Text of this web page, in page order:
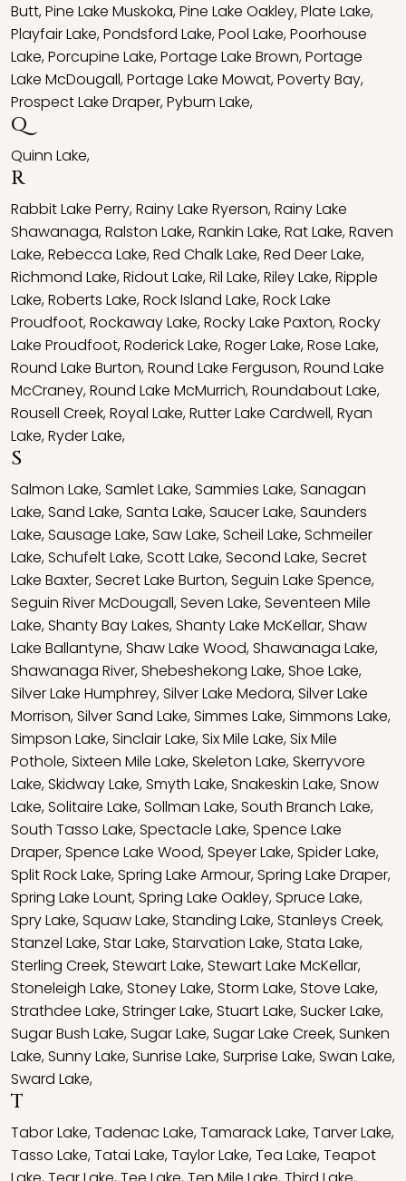
Butt,Pine Lake Muskoka,Pine Lake Oakley,Plate Lake,
Playfair Lake,Pondsford Lake,Pool Lake,Poorhouse
Lake,Porcupine Lake,Portage Lake Brown,Portage
Lake McDougall,Portage Lake Mowat,Poverty Bay,
Prospect Lake Draper,Pyburn Lake,
Q
Quinn Lake,
R
Rabbit Lake Perry,Rainy Lake Ryerson,Rainy Lake
Shawanaga,Ralston Lake,Rankin Lake,Rat Lake,Raven
Lake,Rebecca Lake,Red Chalk Lake,Red Deer Lake,
Richmond Lake,Ridout Lake,Ril Lake,Riley Lake,Ripple
Lake,Roberts Lake,Rock Island Lake,Rock Lake
Proudfoot,Rockaway Lake,Rocky Lake Paxton,Rocky
Lake Proudfoot,Roderick Lake,Roger Lake,Rose Lake,
Round Lake Burton,Round Lake Ferguson,Round Lake
McCraney,Round Lake McMurrich,Roundabout Lake,
Rousell Creek,Royal Lake,Rutter Lake Cardwell,Ryan
Lake,Ryder Lake,
S
Salmon Lake,Samlet Lake,Sammies Lake,Sanagan
Lake,Sand Lake,Santa Lake,Saucer Lake,Saunders
Lake,Sausage Lake,Saw Lake,Scheil Lake,Schmeiler
Lake,Schufelt Lake,Scott Lake,Second Lake,Secret
Lake Baxter,Secret Lake Burton,Seguin Lake Spence,
Seguin River McDougall,Seven Lake,Seventeen Mile
Lake,Shanty Bay Lakes,Shanty Lake McKellar,Shaw
Lake Ballantyne,Shaw Lake Wood,Shawanaga Lake,
Shawanaga River,Shebeshekong Lake,Shoe Lake,
Silver Lake Humphrey,Silver Lake Medora,Silver Lake
Morrison,Silver Sand Lake,Simmes Lake,Simmons Lake,
Simpson Lake,Sinclair Lake,Six Mile Lake,Six Mile
Pothole,Sixteen Mile Lake,Skeleton Lake,Skerryvore
Lake,Skidway Lake,Smyth Lake,Snakeskin Lake,Snow
Lake,Solitaire Lake,Sollman Lake,South Branch Lake,
South Tasso Lake,Spectacle Lake,Spence Lake
Draper,Spence Lake Wood,Speyer Lake,Spider Lake,
Split Rock Lake,Spring Lake Armour,Spring Lake Draper,
Spring Lake Lount,Spring Lake Oakley,Spruce Lake,
Spry Lake,Squaw Lake,Standing Lake,Stanleys Creek,
Stanzel Lake,Star Lake,Starvation Lake,Stata Lake,
Sterling Creek,Stewart Lake,Stewart Lake McKellar,
Stoneleigh Lake,Stoney Lake,Storm Lake,Stove Lake,
Strathdee Lake,Stringer Lake,Stuart Lake,Sucker Lake,
Sugar Bush Lake,Sugar Lake,Sugar Lake Creek,Sunken
Lake,Sunny Lake,Sunrise Lake,Surprise Lake,Swan Lake,
Sward Lake,
T
Tabor Lake,Tadenac Lake,Tamarack Lake,Tarver Lake,
Tasso Lake,Tatai Lake,Taylor Lake,Tea Lake,Teapot